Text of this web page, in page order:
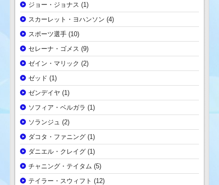
ジョー・ジョナス (1)
スカーレット・ヨハンソン (4)
スポーツ選手 (10)
セレーナ・ゴメス (9)
ゼイン・マリック (2)
ゼッド (1)
ゼンデイヤ (1)
ソフィア・ベルガラ (1)
ソランジュ (2)
ダコタ・ファニング (1)
ダニエル・クレイグ (1)
チャニング・テイタム (5)
テイラー・スウィフト (12)